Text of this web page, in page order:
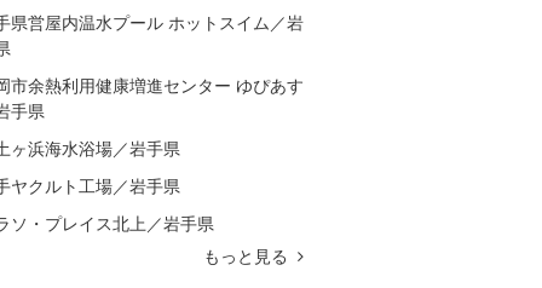
県営屋内温水プール ホットスイム／岩
市余熱利用健康増進センター ゆぴあす
手県
ヶ浜海水浴場／岩手県
ヤクルト工場／岩手県
ソ・プレイス北上／岩手県
もっと見る